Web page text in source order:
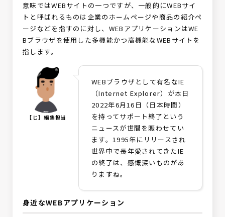
意味ではWEBサイトの一つですが、一般的にWEBサイ
トと呼ばれるものは企業のホームページや商品の紹介ペ
ージなどを指すのに対し、WEBアプリケーションはWE
Bブラウザを使用した多機能かつ高機能なWEBサイトを
指します。
【じ】編集担当
WEBブラウザとして有名なIE
（Internet Explorer）が本日
2022年6月16日（日本時間）
を持ってサポート終了という
ニュースが世間を賑わせてい
ます。1995年にリリースされ
世界中で長年愛されてきたIE
の終了は、感慨深いものがあ
りますね。
身近なWEBアプリケーション